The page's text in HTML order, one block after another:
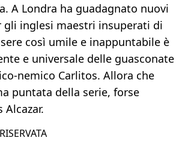
A Londra ha guadagnato nuovi
gli inglesi maestri insuperati di
così umile e inappuntabile è
e universale delle guasconate
nemico Carlitos. Allora che
puntata della serie, forse